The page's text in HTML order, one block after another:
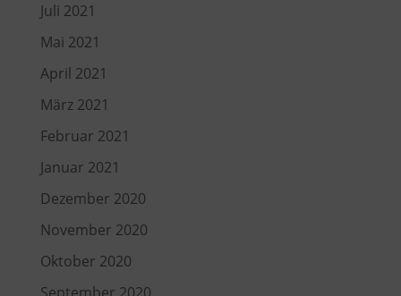
Juli 2021
Mai 2021
April 2021
März 2021
Februar 2021
Januar 2021
Dezember 2020
November 2020
Oktober 2020